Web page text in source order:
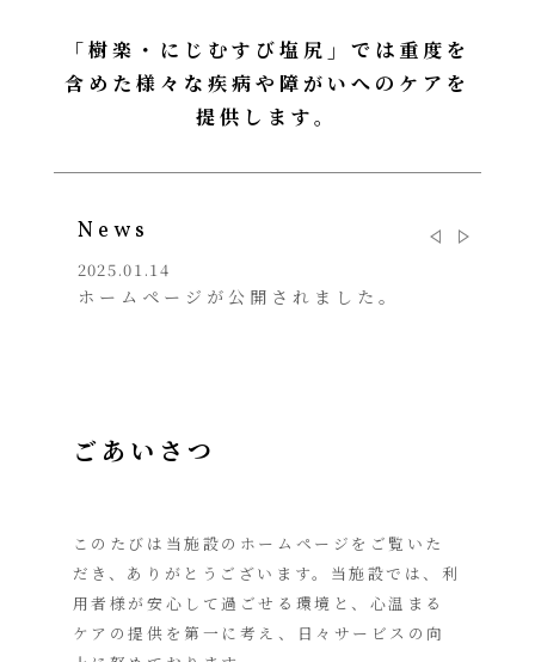
「樹楽・にじむすび塩尻」では重度を
含めた様々な疾病や障がいへのケアを
提供します。
News
2025.01.14
ホームページが公開されました。
ごあいさつ
このたびは当施設のホームページをご覧いた
だき、ありがとうございます。当施設では、利
用者様が安心して過ごせる環境と、心温まる
ケアの提供を第一に考え、日々サービスの向